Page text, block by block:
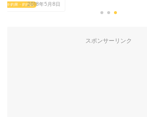
ズキ釣果・釣行記2018年5月8日
スポンサーリンク